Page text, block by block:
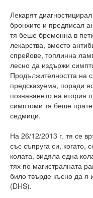
Лекарят
бронхите и предписал
тя беше бременна в
лекарства, вместо
спрейове, топлинна
лесно да издържи
Продължителността на
предсказуема, поради
познаването на втория
симптоми тя беше
седмици.
На 26/12/2013 г. тя се
със съпруга си, когато,
колата, видяла една
тях по магистралната
било твърде късно да я
(DHS).